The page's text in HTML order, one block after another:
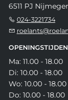
6511 PJ
024-3221734
OPENINGSTIJDEN
Ma: 11.00 - 18.00
Di: 10.00 - 18.00
Wo: 10.00 - 18.00
Do: 10.00 - 18.00